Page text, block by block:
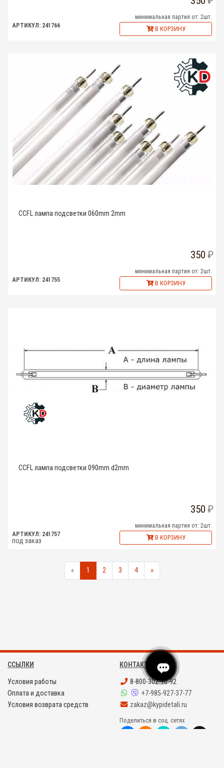
минимальная партия от: 2шт.
АРТИКУЛ: 241766
В КОРЗИНУ
CCFL лампа подсветки 060mm 2mm
350
минимальная партия от: 2шт.
АРТИКУЛ: 241755
В КОРЗИНУ
CCFL лампа подсветки 090mm d2mm
350
минимальная партия от: 2шт.
АРТИКУЛ: 241757
под заказ В КОРЗИНУ
« 1 2 3 4 »
ССЫЛКИ
Условия работы
Оплата и доставка
Условия возврата средств
КОНТАКТЫ
8-800-302-90-92
+7-985-927-37-77
zakaz@kypidetali.ru
Поделиться в соц. сетях